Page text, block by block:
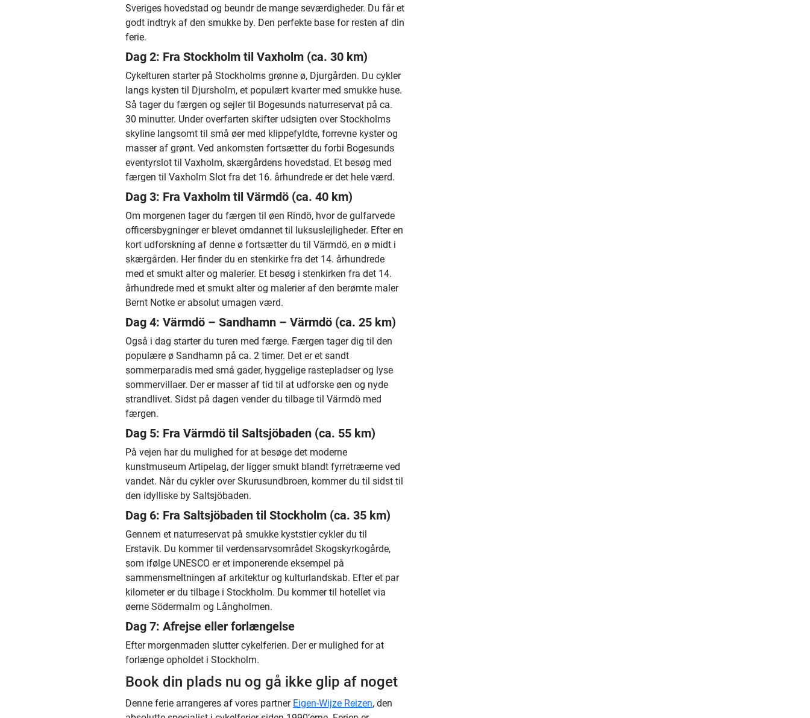
Sveriges hovedstad og beundr de mange seværdigheder. Du får et
godt indtryk af den smukke by. Den perfekte base for resten af din
ferie.
Dag 2: Fra Stockholm til Vaxholm (ca. 30 km)
Cykelturen starter på Stockholms grønne ø, Djurgården. Du cykler
langs kysten til Djursholm, et populært kvarter med smukke huse.
Så tager du færgen og sejler til Bogesunds naturreservat på ca.
30 minutter. Under overfarten skifter udsigten over Stockholms
skyline langsomt til små øer med klippefyldte, forrevne kyster og
masser af grønt. Ved ankomsten fortsætter du forbi Bogesunds
eventyrslot til Vaxholm, skærgårdens hovedstad. Et besøg med
færgen til Vaxholm Slot fra det 16. århundrede er det hele værd.
Dag 3: Fra Vaxholm til Värmdö (ca. 40 km)
Om morgenen tager du færgen til øen Rindö, hvor de gulfarvede
officersbygninger er blevet omdannet til luksuslejligheder. Efter en
kort udforskning af denne ø fortsætter du til Värmdö, en ø midt i
skærgården. Her finder du en stenkirke fra det 14. århundrede
med et smukt alter og malerier. Et besøg i stenkirken fra det 14.
århundrede med et smukt alter og malerier af den berømte maler
Bernt Notke er absolut umagen værd.
Dag 4: Värmdö – Sandhamn – Värmdö (ca. 25 km)
Også i dag starter du turen med færge. Færgen tager dig til den
populære ø Sandhamn på ca. 2 timer. Det er et sandt
sommerparadis med små gader, hyggelige rastepladser og lyse
sommervillaer. Der er masser af tid til at udforske øen og nyde
strandlivet. Sidst på dagen vender du tilbage til Värmdö med
færgen.
Dag 5: Fra Värmdö til Saltsjöbaden (ca. 55 km)
På vejen har du mulighed for at besøge det moderne
kunstmuseum Artipelag, der ligger smukt blandt fyrretræerne ved
vandet. Når du cykler over Skurusundbroen, kommer du til sidst til
den idylliske by Saltsjöbaden.
Dag 6: Fra Saltsjöbaden til Stockholm (ca. 35 km)
Gennem et naturreservat på smukke kyststier cykler du til
Erstavik. Du kommer til verdensarvsområdet Skogskyrkogårde,
som ifølge UNESCO er et imponerende eksempel på
sammensmeltningen af arkitektur og kulturlandskab. Efter et par
kilometer er du tilbage i Stockholm. Du kommer til hotellet via
øerne Södermalm og Långholmen.
Dag 7: Afrejse eller forlængelse
Efter morgenmaden slutter cykelferien. Der er mulighed for at
forlænge opholdet i Stockholm.
Book din plads nu og gå ikke glip af noget
Denne ferie arrangeres af vores partner Eigen-Wijze Reizen, den